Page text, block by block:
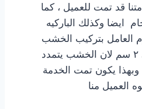
قد تمت للعميل ، كما
ايضا وكذلك الباركيه
العامل بتركيب الخشب
عليه ترك مساحة حوالي ٢ سم لان الخشب يتمدد
يكون تمت الخدمة
العميل منا